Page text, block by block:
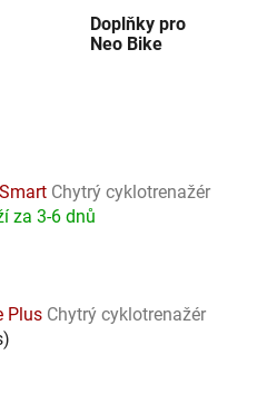
Doplňky pro
Neo Bike
Chytrý cyklotrenažér
za 3-6 dnů
Plus Chytrý cyklotrenažér
)